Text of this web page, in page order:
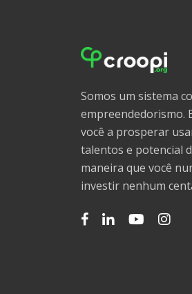
Somos um sistema
empreendedorismo.
você a prosperar
talentos e potencial
maneira que você
investir nenhum